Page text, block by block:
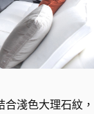
淺色大理石紋，